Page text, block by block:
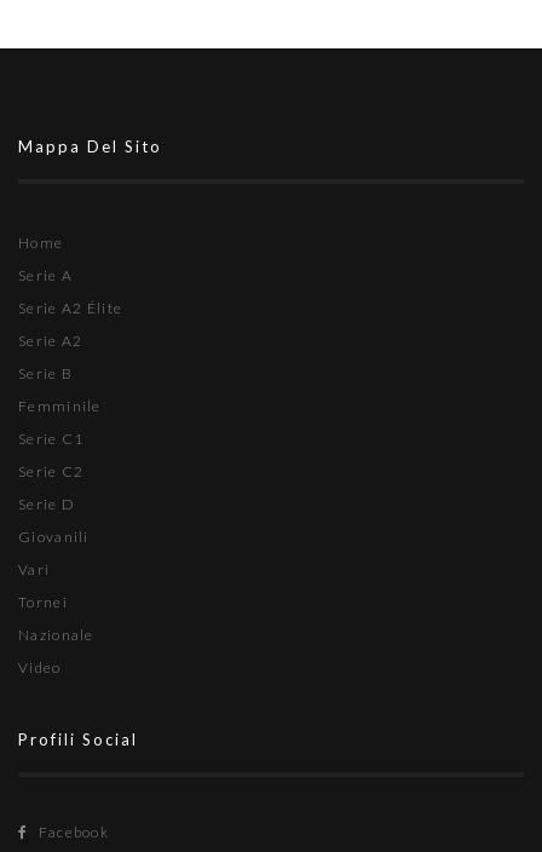
Mappa Del Sito
Home
Serie A
Serie A2 Élite
Serie A2
Serie B
Femminile
Serie C1
Serie C2
Serie D
Giovanili
Vari
Tornei
Nazionale
Video
Profili Social
Facebook